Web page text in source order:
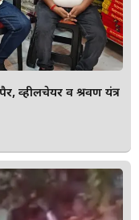
व्हीलचेयर व श्रवण यंत्र